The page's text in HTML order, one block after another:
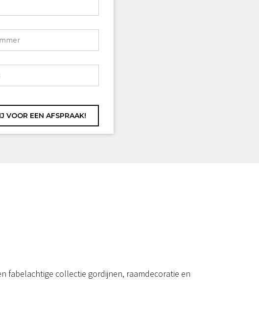
fabelachtige collectie gordijnen, raamdecoratie en